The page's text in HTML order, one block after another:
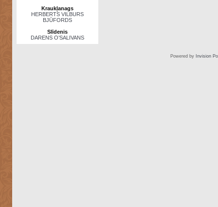
Kraukļanags
HERBERTS VILBURS
BJŪFORDS
Slīdenis
DARENS O’SALIVANS
Powered by Invision